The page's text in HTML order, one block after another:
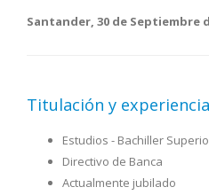
Santander, 30 de Septiembre
Titulación y
Estudios - Bachiller
Directivo de Banca
Actualmente jubilado